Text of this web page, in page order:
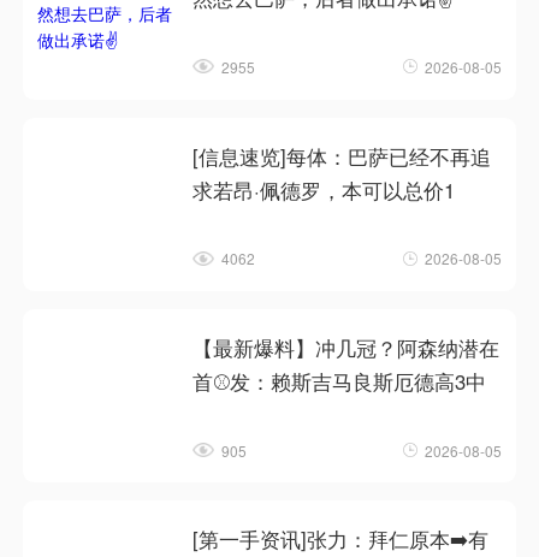
2955 2026-08-05
[信息速览]每体：巴萨已经不再追
求若昂·佩德罗，本可以总价1
4062 2026-08-05
【最新爆料】冲几冠？阿森纳潜在
首⚾发：赖斯吉马良斯厄德高3中
905 2026-08-05
[第一手资讯]张力：拜仁原本➡️有